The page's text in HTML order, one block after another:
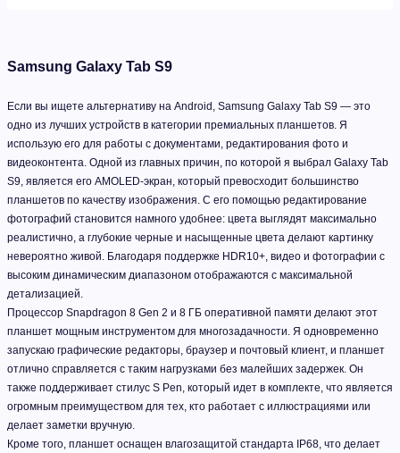
Samsung Galaxy Tab S9
Если вы ищете альтернативу на Android, Samsung Galaxy Tab S9 — это
одно из лучших устройств в категории премиальных планшетов. Я
использую его для работы с документами, редактирования фото и
видеоконтента. Одной из главных причин, по которой я выбрал Galaxy Tab
S9, является его AMOLED-экран, который превосходит большинство
планшетов по качеству изображения. С его помощью редактирование
фотографий становится намного удобнее: цвета выглядят максимально
реалистично, а глубокие черные и насыщенные цвета делают картинку
невероятно живой. Благодаря поддержке HDR10+, видео и фотографии с
высоким динамическим диапазоном отображаются с максимальной
детализацией.
Процессор Snapdragon 8 Gen 2 и 8 ГБ оперативной памяти делают этот
планшет мощным инструментом для многозадачности. Я одновременно
запускаю графические редакторы, браузер и почтовый клиент, и планшет
отлично справляется с таким нагрузками без малейших задержек. Он
также поддерживает стилус S Pen, который идет в комплекте, что является
огромным преимуществом для тех, кто работает с иллюстрациями или
делает заметки вручную.
Кроме того, планшет оснащен влагозащитой стандарта IP68, что делает